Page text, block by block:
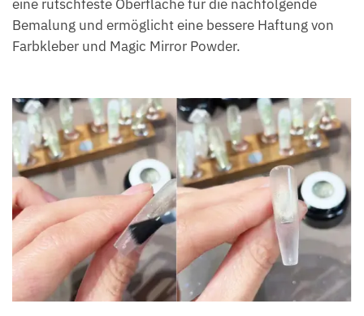
eine rutschfeste Oberfläche für die nachfolgende
Bemalung und ermöglicht eine bessere Haftung von
Farbkleber und Magic Mirror Powder.